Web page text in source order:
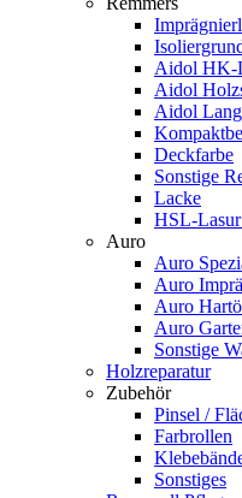
Aidol HK-
Aidol
Aidol
Deckfarbe
Sonstige
Lacke
HSL-
Auro
Auro
Auro
Auro
Auro
Sonstige
Holzreparatur
Zubehör
Pinsel /
Farbrollen
Sonstiges